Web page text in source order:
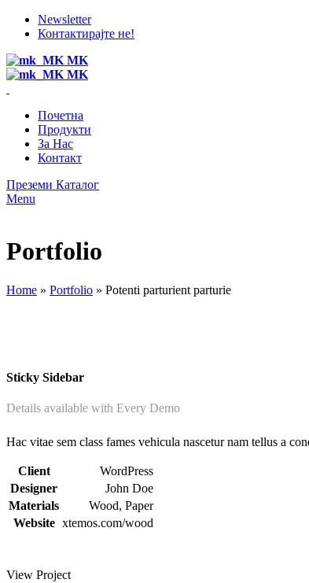
Newsletter
Контактирајте не!
MK
MK
Почетна
Продукти
За Нас
Контакт
Преземи Каталог
Menu
Portfolio
Home » Portfolio » Potenti parturient parturie
Sticky Sidebar
Details available with Every Demo
Hac vitae sem class fames vehicula nascetur nam tellus a
Client
WordPress
Designer
John Doe
Materials
Wood, Paper
Website xtemos.com/wood
View Project